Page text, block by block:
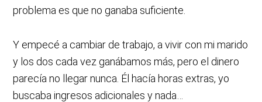
problema es que no ganaba suficiente.
Y empecé a cambiar de trabajo, a vivir con mi marido
y los dos cada vez ganábamos más, pero el dinero
parecía no llegar nunca. Él hacía horas extras, yo
buscaba ingresos adicionales y nada…